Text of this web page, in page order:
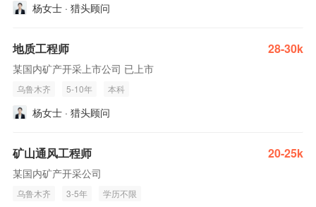
杨女士 · 猎头顾问
地质工程师 28-30k
某国内矿产开采上市公司 已上市
乌鲁木齐 5-10年 本科
杨女士 · 猎头顾问
矿山通风工程师 20-25k
某国内矿产开采公司
乌鲁木齐 3-5年 学历不限